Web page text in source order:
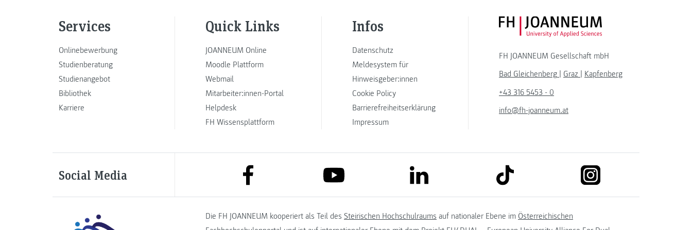
Services
Onlinebewerbung
Studienberatung
Studienangebot
Bibliothek
Karriere
Quick Links
JOANNEUM Online
Moodle Plattform
Webmail
Mitarbeiter:innen-Portal
Helpdesk
FH Wissensplattform
Infos
Datenschutz
Meldesystem für
Hinweisgeber:innen
Cookie Policy
Barrierefreiheitserklärung
Impressum
FH JOANNEUM Logo
FH JOANNEUM Gesellschaft mbH
Bad Gleichenberg
Graz
Kapfenberg
+43 316 5453 - 0
info@fh-joanneum.at
Social Media link to facebook link to youtube link to linkedin link to tiktok link to instagram
Die FH JOANNEUM kooperiert als Teil des Steirischen Hochschulraums auf nationaler Ebene im Österreichischen